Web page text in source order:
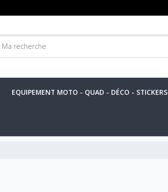
EQUIPEMENT MOTO - QUAD - DÉCO - STICKERS